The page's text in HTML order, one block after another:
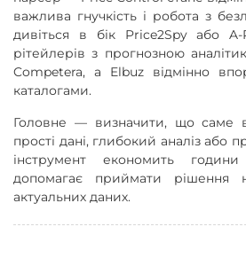
важлива гнучкість і робота з
дивіться в бік Price2Spy або
рітейлерів з прогнозною
Competera, а Elbuz відмінно
каталогами.
Головне — визначити, що саме
прості дані, глибокий аналіз або
інструмент економить
допомагає приймати рішення
актуальних даних.